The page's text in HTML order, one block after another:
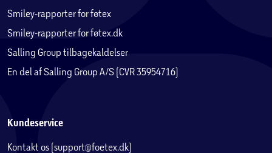
Smiley-rapporter for føtex
Smiley-rapporter for føtex.dk
Salling Group tilbagekaldelser
En del af Salling Group A/S (CVR 35954716)
Kundeservice
Kontakt os (support@foetex.dk)